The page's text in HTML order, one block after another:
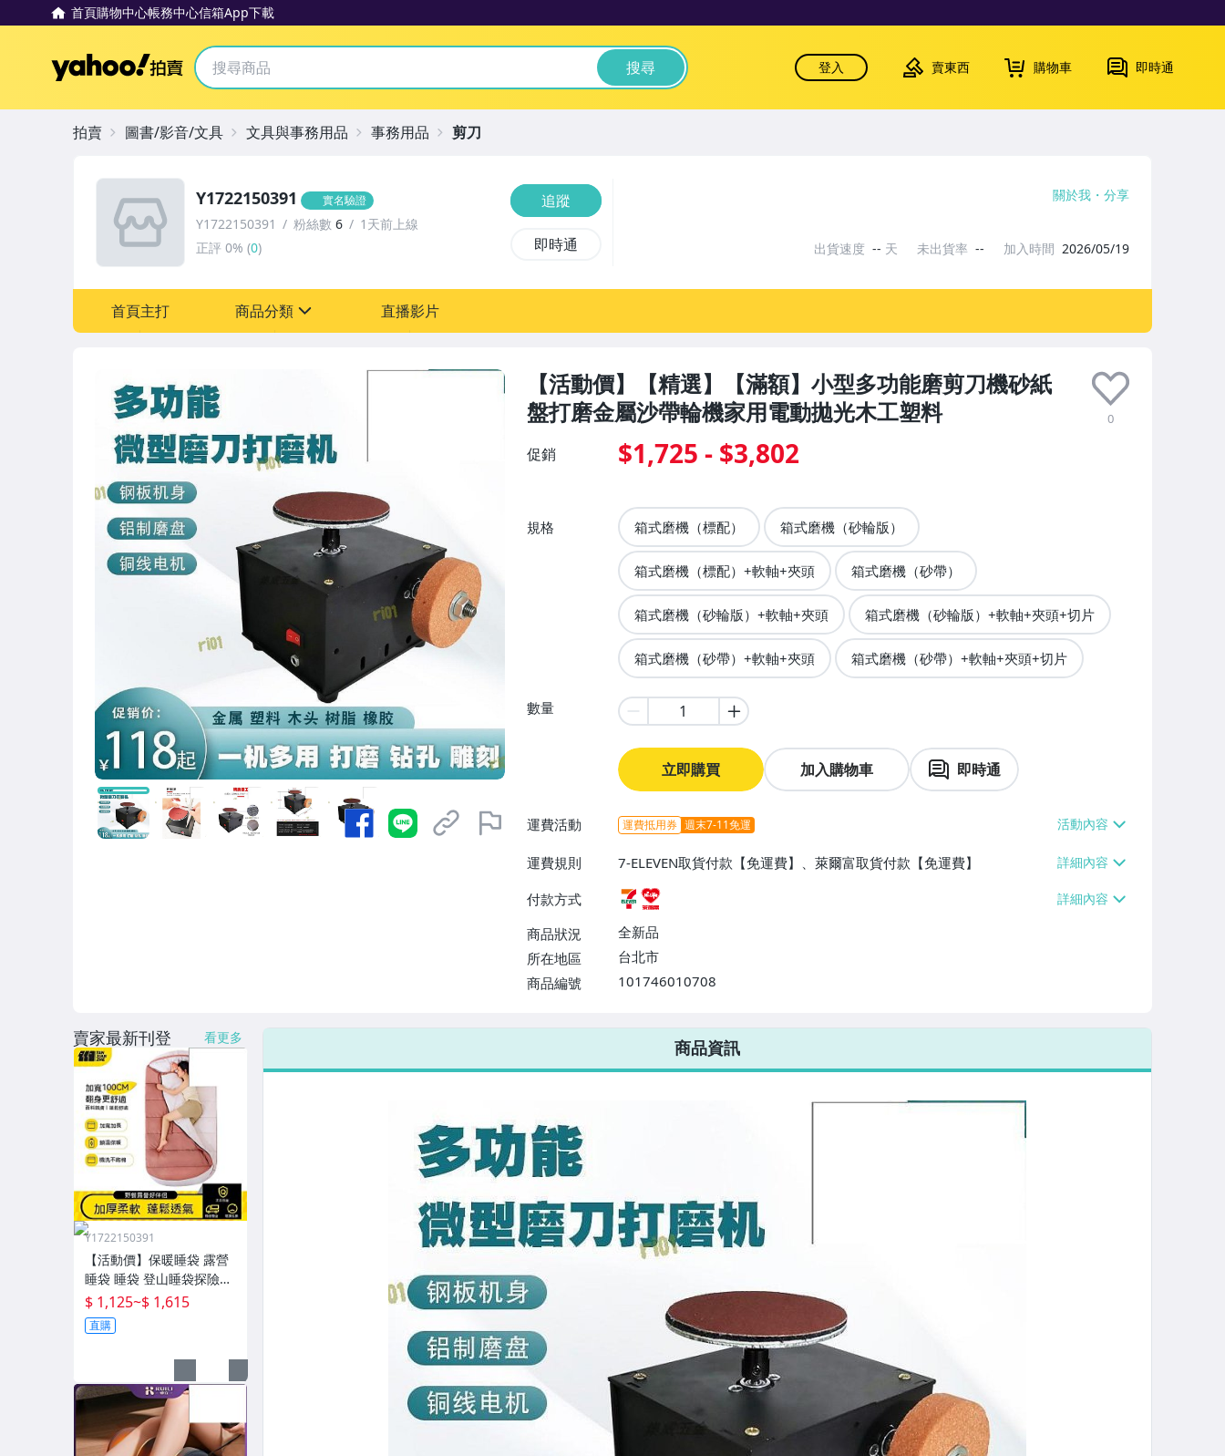
首頁購物中心帳務中心信箱App下載
Yahoo拍賣 搜尋 登入 賣東西 購物車 即時通
【活動價】【精選】【滿額】小型多功能磨剪刀機砂紙
盤打磨金屬沙帶輪機家用電動拋光木工塑料
0
促銷 $1,725 - $3,802
規格 箱式磨機（標配） 箱式磨機（砂輪版）
箱式磨機（標配）+軟軸+夾頭 箱式磨機（砂帶）
箱式磨機（砂輪版）+軟軸+夾頭 箱式磨機（砂輪版）+軟軸+夾頭+切片
箱式磨機（砂帶）+軟軸+夾頭 箱式磨機（砂帶）+軟軸+夾頭+切片
數量
立即購買 加入購物車 即時通
運費活動 運費抵用券 週末7-11免運
運費規則
7-ELEVEN取貨付款【免運費】、萊爾富取貨付款【免運費】
付款方式
商品狀況
全新品
所在地區
台北市
商品編號
101746010708
7-ELEVEN 運費只要38元
不限金額、筆數，筆筆優惠無限次！
Y1722150391 實名驗證
Y1722150391 粉絲數 6
1天前上線
正評 0% (0)
追蹤
即時通
關於我 分享
出貨速度 -- 天 未出貨率 -- 加入時間 2026/05/19
首頁主打 商品分類
圖書/影音/文具
古董、藝術與礦石
手機、配件與通訊
美容保養與彩妝
電腦、平板與周邊
運動、戶外與休閒
嬰幼兒與孕婦
汽機車精品百貨
居家、家具與園藝
玩具、模型與公仔
男性精品與服飾
直播影片
拍賣 圖書/影音/文具 文具與事務用品 事務用品 剪刀
商品資訊
賣家最新刊登 看更多
Y1722150391
【活動價】保暖睡袋 露營
睡袋 睡袋 登山睡袋探險者
睡袋成人冬季加厚防寒加
大戶外露營大人抗寒四季
通用款保暖
$ 1,125~$ 1,615
直購